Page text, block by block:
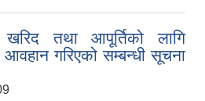
तथा आपूर्तिको लागि
आवहान गरिएको सम्बन्धी सूचना